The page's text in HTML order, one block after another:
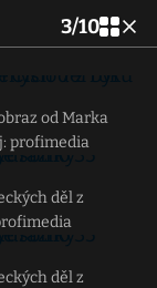
3/10
od Marka
profimedia
děl z
děl z